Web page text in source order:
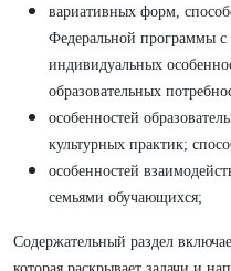
вариативных форм,
Федеральной программы с
индивидуальных
образовательных
особенностей
культурных практик;
особенностей
семьями обучающихся;
Содержательный раздел